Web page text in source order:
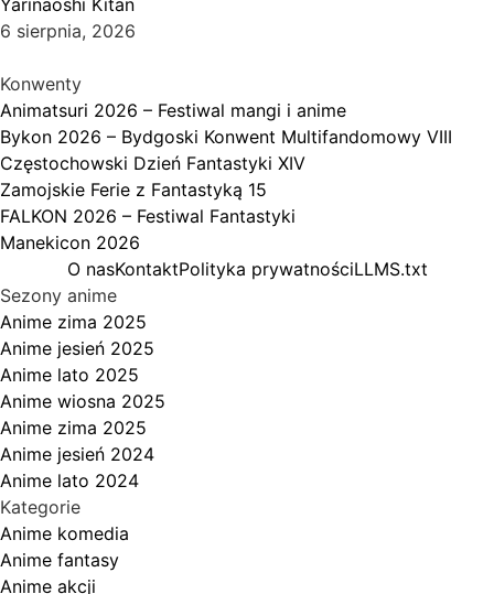
6 sierpnia, 2026
Konwenty
Animatsuri 2026 – Festiwal mangi i anime
Bykon 2026 – Bydgoski Konwent Multifandomowy VIII
Częstochowski Dzień Fantastyki XIV
Zamojskie Ferie z Fantastyką 15
FALKON 2026 – Festiwal Fantastyki
Manekicon 2026
O nasKontaktPolityka prywatnościLLMS.txt
Sezony anime
Anime zima 2025
Anime jesień 2025
Anime lato 2025
Anime wiosna 2025
Anime zima 2025
Anime jesień 2024
Anime lato 2024
Kategorie
Anime komedia
Anime fantasy
Anime akcji